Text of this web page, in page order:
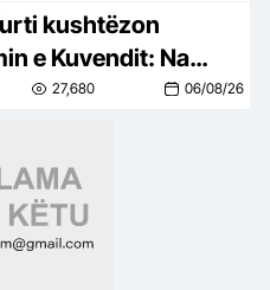
Ju erdhi fundi!
kushtëzon
e Kuvendit: Na
për
27,680 06/08/26